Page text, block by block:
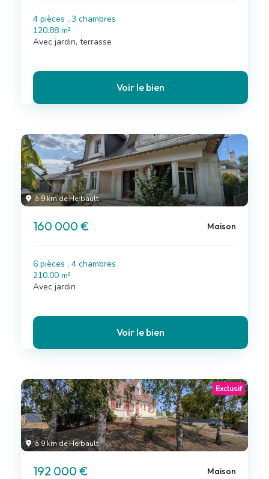
4 pièces , 3 chambres
120.88 m²
Avec jardin, terrasse
Voir le bien
à 9 km de Herbault
160 000 € Maison
6 pièces , 4 chambres
210.00 m²
Avec jardin
Voir le bien
à 9 km de Herbault
Exclusif
192 000 € Maison